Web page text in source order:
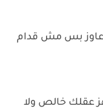
عاوز بس مش قدام
عقلك خالص ولا